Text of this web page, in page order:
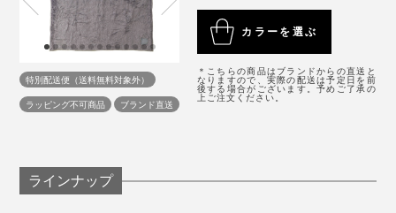
やかな陰影が生まれています。
さすがは130年の歴史がある“毛布のまち”、大阪・泉大
津製。
秋から冬と、春先は、この毛布1枚で。いちばん寒い真
冬は、羽毛布団など掛布団の上に毛布をのせて。
自然のやさしさ、暖かさに包まれて、いつでも、心地よ
く眠れます。
たしかに、この毛布だけで、「寝室の雰囲気が上がる」
「起きたばかりの無造作のままできれい」を実感。
もし、羽毛布団に加えて、好きなベッドカバーも選んだ
としたら、だいたい5万円以上はかかることを考える
います。
重さ：約2kg
素材：パイル部分（起毛部分）／ウール100％、地糸
（基布部分）／ポリエステル100％
製造国：日本
特別配送便（送料無料対象外）
ラッピング不可商品
ブランド直送
カラーを選ぶ
＊こちらの商品はブランドからの直送と
なりますので、実際の配送は予定日を前
後する場合がございます。予めご了承の
上ご注文ください。
ラインナップ